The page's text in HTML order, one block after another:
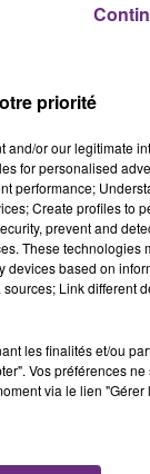
tente
dès
priorité
or our legitimate
for personalised
performance;
Create profiles to
prevent and
These technologies
devices based on
Link different
les finalités et/ou
Vos préférences
via le lien